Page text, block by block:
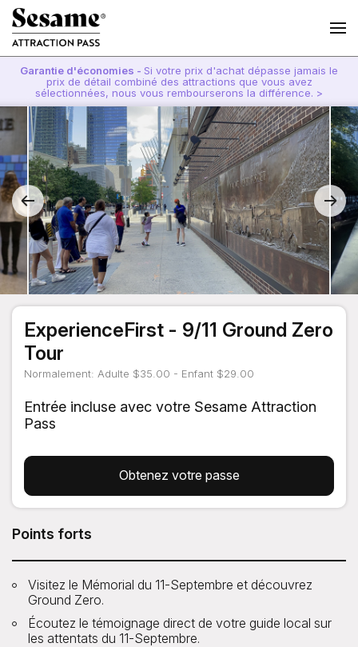
Garantie d'économies - Si votre prix d'achat dépasse jamais le
prix de détail combiné des attractions que vous avez
sélectionnées, nous vous rembourserons la différence. >
ExperienceFirst - 9/11 Ground Zero
Tour
Normalement: Adulte $35.00 - Enfant $29.00
Entrée incluse avec votre Sesame Attraction
Pass
Obtenez votre passe
Points forts
Visitez le Mémorial du 11-Septembre et découvrez
Ground Zero.
Écoutez le témoignage direct de votre guide local sur
les attentats du 11-Septembre.